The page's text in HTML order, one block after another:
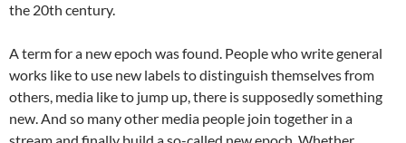
the 20th century.
A term for a new epoch was found. People who write general
works like to use new labels to distinguish themselves from
others, media like to jump up, there is supposedly something
new. And so many other media people join together in a